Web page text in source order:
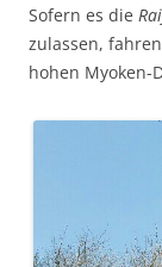
Sofern es die
zulassen,
hohen Myoken-